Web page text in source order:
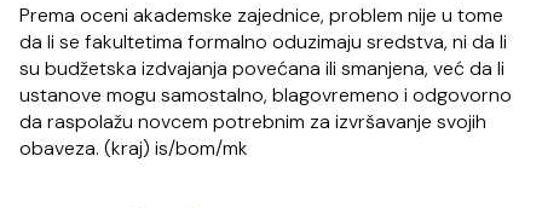
Prema oceni akademske zajednice, problem nije u tome
da li se fakultetima formalno oduzimaju sredstva, ni da li
su budžetska izdvajanja povećana ili smanjena, već da li
ustanove mogu samostalno, blagovremeno i odgovorno
da raspolažu novcem potrebnim za izvršavanje svojih
obaveza. (kraj) is/bom/mk